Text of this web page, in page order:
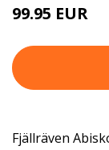
99.95 EUR
Fjällräven